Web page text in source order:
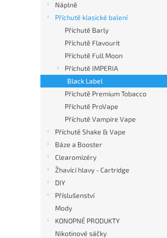
Náplně
Příchutě klasické balení
Příchutě Barly
Příchutě Flavourit
Příchutě Full Moon
Příchutě IMPERIA
Black Label
Příchutě Premium Tobacco
Příchutě ProVape
Příchutě Vampire Vape
Příchutě Shake & Vape
Báze a Booster
Clearomizéry
Žhavící hlavy - Cartridge
DIY
Příslušenství
Mody
KONOPNÉ PRODUKTY
Nikotinové sáčky